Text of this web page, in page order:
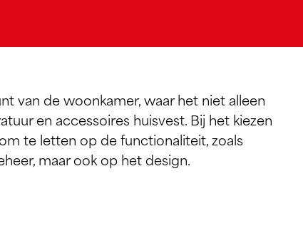
van de woonkamer, waar het niet alleen
en accessoires huisvest. Bij het kiezen
te letten op de functionaliteit, zoals
maar ook op het design.